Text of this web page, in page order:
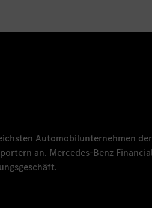
Automobilunternehmen
an. Mercedes-Benz